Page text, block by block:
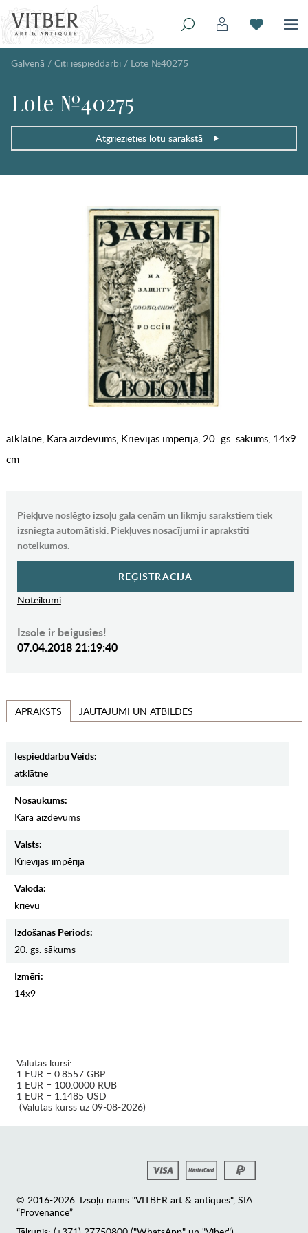
Galvenā / Citi iespieddarbi / Lote №40275
Lote №40275
Atgriezieties lotu sarakstā
atklātne, Kara aizdevums, Krievijas impērija, 20. gs. sākums, 14x9
cm
Piekļuve noslēgto izsoļu gala cenām un likmju sarakstiem tiek
izsniegta automātiski. Piekļuves nosacījumi ir aprakstīti
noteikumos.
REĢISTRĀCIJA
Noteikumi
Izsole ir beigusies!
07.04.2018 21:19:40
APRAKSTS JAUTĀJUMI UN ATBILDES
Iespieddarbu Veids:
atklātne
Nosaukums:
Kara aizdevums
Valsts:
Krievijas impērija
Valoda:
krievu
Izdošanas Periods:
20. gs. sākums
Izmēri:
14x9
Valūtas kursi:
1 EUR = 0.8557 GBP
1 EUR = 100.0000 RUB
1 EUR = 1.1485 USD
(Valūtas kurss uz 09-08-2026)
© 2016-2026. Izsoļu nams "VITBER art & antiques", SIA
“Provenance”